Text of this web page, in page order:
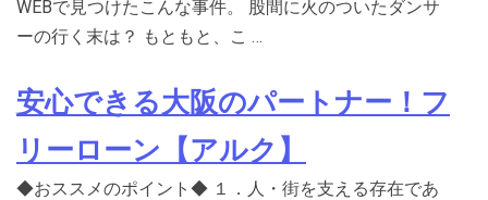
WEBで見つけたこんな事件。 股間に火のついたダンサ
ーの行く末は？ もともと、こ …
安心できる大阪のパートナー！フ
リーローン【アルク】
◆おススメのポイント◆ １．人・街を支える存在であ